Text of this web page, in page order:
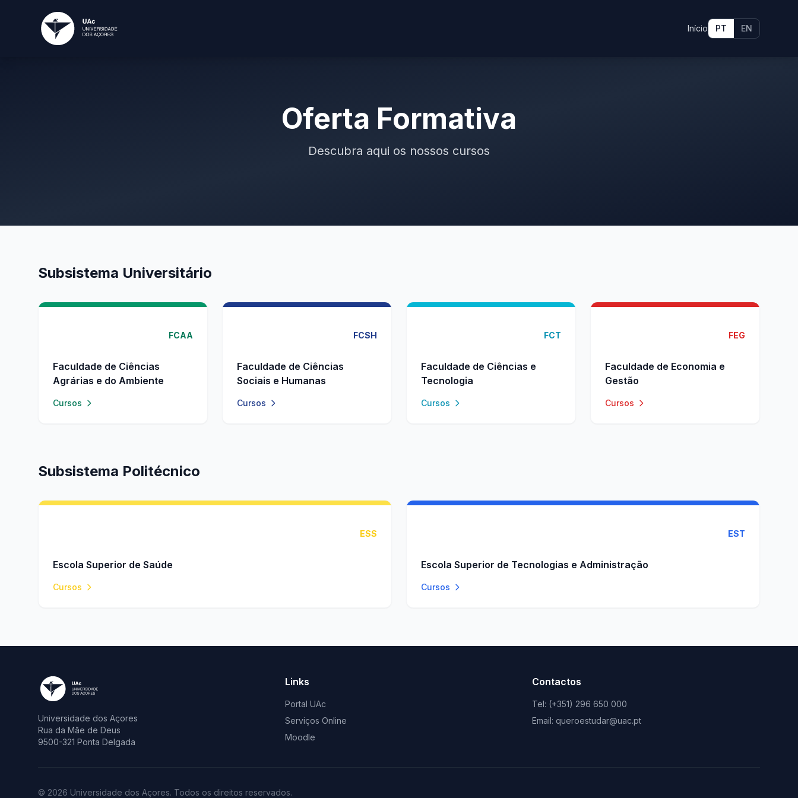
Início PT EN
Oferta Formativa
Descubra aqui os nossos cursos
Subsistema Universitário
FCAA
Faculdade de Ciências
Agrárias e do Ambiente
Cursos
FCSH
Faculdade de Ciências
Sociais e Humanas
Cursos
FCT
Faculdade de Ciências e
Tecnologia
Cursos
FEG
Faculdade de Economia e
Gestão
Cursos
Subsistema Politécnico
ESS
Escola Superior de Saúde
Cursos
EST
Escola Superior de Tecnologias e Administração
Cursos
Universidade dos Açores
Rua da Mãe de Deus
9500-321 Ponta Delgada
Links
Portal UAc
Serviços Online
Moodle
Contactos
Tel: (+351) 296 650 000
Email: queroestudar@uac.pt
© 2026 Universidade dos Açores. Todos os direitos reservados.